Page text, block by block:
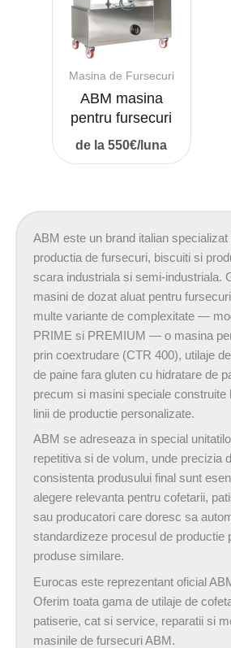
Masina de Fursecuri
ABM masina
pentru fursecuri
de la 550€/luna
ABM este un brand italian specializat
productia de fursecuri, biscuiti si
scara industriala si semi-industriala.
masini de dozat aluat pentru
multe variante de complexitate —
PRIME si PREMIUM — o masina
prin coextrudare (CTR 400), utilaje
de paine fara gluten cu hidratare de
precum si masini speciale construite
linii de productie personalizate.
ABM se adreseaza in special
repetitiva si de volum, unde precizia
consistenta produsului final sunt
alegere relevanta pentru cofetarii,
sau producatori care doresc sa
standardizeze procesul de productie
produse similare.
Eurocas este reprezentant oficial
Oferim toata gama de utilaje de
patiserie, cat si service, reparatii si
masinile de fursecuri ABM.